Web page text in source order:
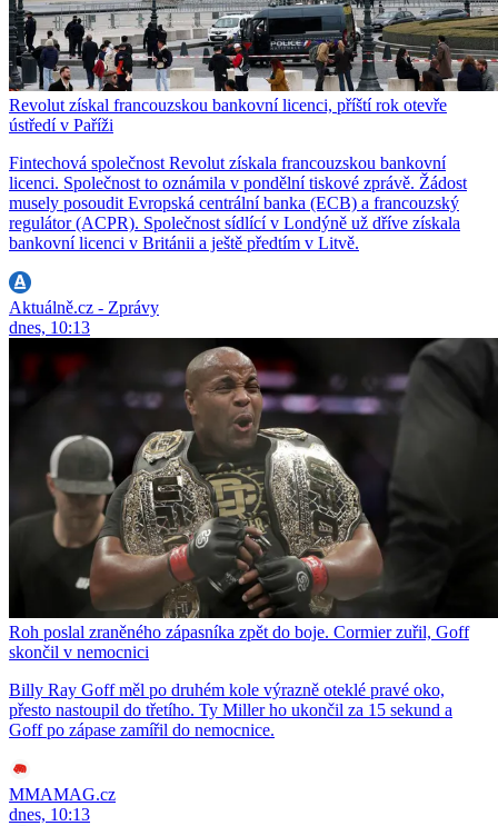
Revolut získal francouzskou bankovní licenci, příští rok otevře
ústředí v Paříži
Fintechová společnost Revolut získala francouzskou bankovní
licenci. Společnost to oznámila v pondělní tiskové zprávě. Žádost
musely posoudit Evropská centrální banka (ECB) a francouzský
regulátor (ACPR). Společnost sídlící v Londýně už dříve získala
bankovní licenci v Británii a ještě předtím v Litvě.
Aktuálně.cz - Zprávy
dnes, 10:13
Roh poslal zraněného zápasníka zpět do boje. Cormier zuřil, Goff
skončil v nemocnici
Billy Ray Goff měl po druhém kole výrazně oteklé pravé oko,
přesto nastoupil do třetího. Ty Miller ho ukončil za 15 sekund a
Goff po zápase zamířil do nemocnice.
MMAMAG.cz
dnes, 10:13